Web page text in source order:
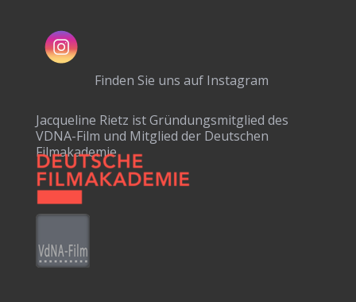
Finden Sie uns auf Instagram
Jacqueline Rietz ist Gründungsmitglied des
VDNA-Film und Mitglied der Deutschen
Filmakademie